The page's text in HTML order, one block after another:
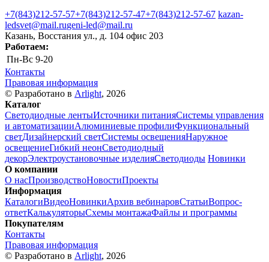
+7(843)212-57-57+7(843)212-57-47+7(843)212-57-67 kazan-
ledsvet@mail.rugeni-led@mail.ru
Казань, Восстания ул., д. 104 офис 203
Работаем:
Пн-Вс 9-20
Контакты
Правовая информация
© Разработано в Arlight, 2026
Каталог
Светодиодные лентыИсточники питанияСистемы управления
и автоматизацииАлюминиевые профилиФункциональный
светДизайнерский светСистемы освещенияНаружное
освещениеГибкий неонСветодиодный
декорЭлектроустановочные изделияСветодиоды Новинки
О компании
О насПроизводствоНовостиПроекты
Информация
КаталогиВидеоНовинкиАрхив вебинаровСтатьиВопрос-
ответКалькуляторыСхемы монтажаФайлы и программы
Покупателям
Контакты
Правовая информация
© Разработано в Arlight, 2026